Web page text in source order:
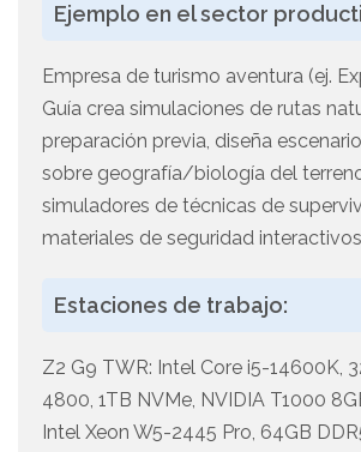
Ejemplo en el sector
Empresa de turismo aventura (ej.
Guía crea simulaciones de rutas
preparación previa, diseña
sobre geografía/biología del
simuladores de técnicas de
materiales de seguridad
Estaciones de trabajo:
Z2 G9 TWR: Intel Core i5-14600K,
4800, 1TB NVMe, NVIDIA T1000
Intel Xeon W5-2445 Pro, 64GB